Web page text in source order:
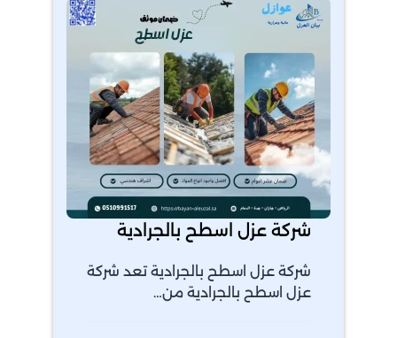
شركة عزل اسطح بالجرادية
شركة عزل اسطح بالجرادية تعد شركة
عزل اسطح بالجرادية من…